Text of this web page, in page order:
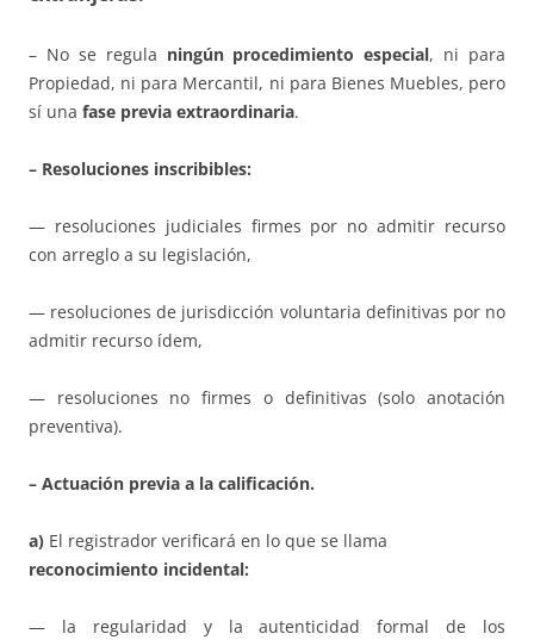
– No se regula ningún procedimiento especial, ni para
Propiedad, ni para Mercantil, ni para Bienes Muebles, pero
sí una fase previa extraordinaria.
– Resoluciones inscribibles:
— resoluciones judiciales firmes por no admitir recurso
con arreglo a su legislación,
— resoluciones de jurisdicción voluntaria definitivas por no
admitir recurso ídem,
— resoluciones no firmes o definitivas (solo anotación
preventiva).
– Actuación previa a la calificación.
a) El registrador verificará en lo que se llama
reconocimiento incidental:
— la regularidad y la autenticidad formal de los